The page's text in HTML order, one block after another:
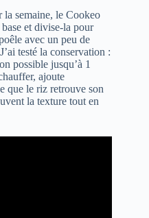
semaine, le Cookeo
et divise-la pour
avec un peu de
testé la conservation :
possible jusqu’à 1
ajoute
que le riz retrouve son
la texture tout en